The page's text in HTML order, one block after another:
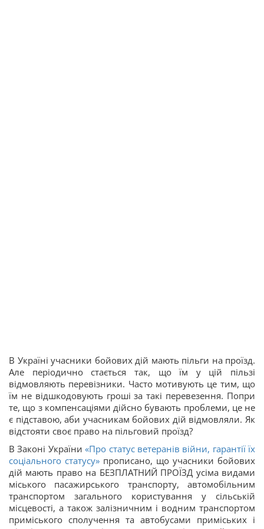
В Україні учасники бойових дій мають пільги на проїзд.
Але періодично стається так, що їм у цій пільзі
відмовляють перевізники. Часто мотивують це тим, що
їм не відшкодовують гроші за такі перевезення. Попри
те, що з компенсаціями дійсно бувають проблеми, це не
є підставою, аби учасникам бойових дій відмовляли. Як
відстояти своє право на пільговий проїзд?
В Законі України«Про статус ветеранів війни, гарантії їх
соціального статусу» прописано, що учасники бойових
дій мають право на БЕЗПЛАТНИЙ ПРОЇЗД усіма видами
міського пасажирського транспорту, автомобільним
транспортом загального користування у сільській
місцевості, а також залізничним і водним транспортом
приміського сполучення та автобусами приміських і